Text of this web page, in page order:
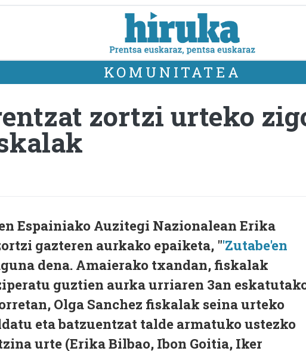
KOMUNITATEA
zortzi urteko
Espainiako Auzitegi Nazionalean Erika
gazteren aurkako epaiketa, "'Zutabe'en
dena. Amaierako txandan, fiskalak
guztien aurka urriaren 3an
Olga Sanchez fiskalak seina urteko
eta batzuentzat talde armatuko ustezko
urte (Erika Bilbao, Ibon Goitia, Iker